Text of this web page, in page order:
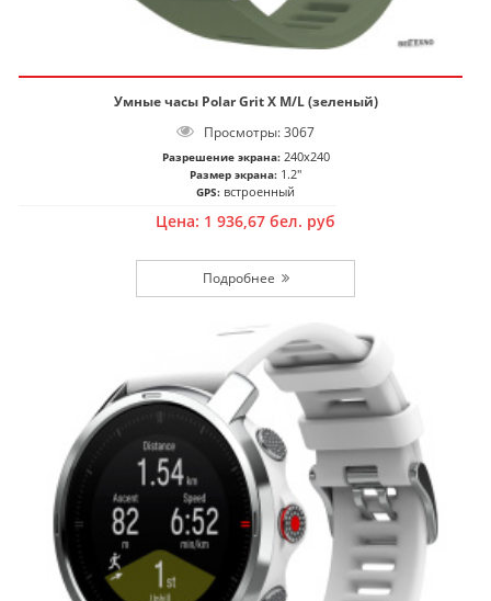
Умные часы Polar Grit X M/L (зеленый)
Просмотры: 3067
Разрешение экрана: 240x240
Размер экрана: 1.2"
GPS: встроенный
Цена: 1 936,67 бел. руб